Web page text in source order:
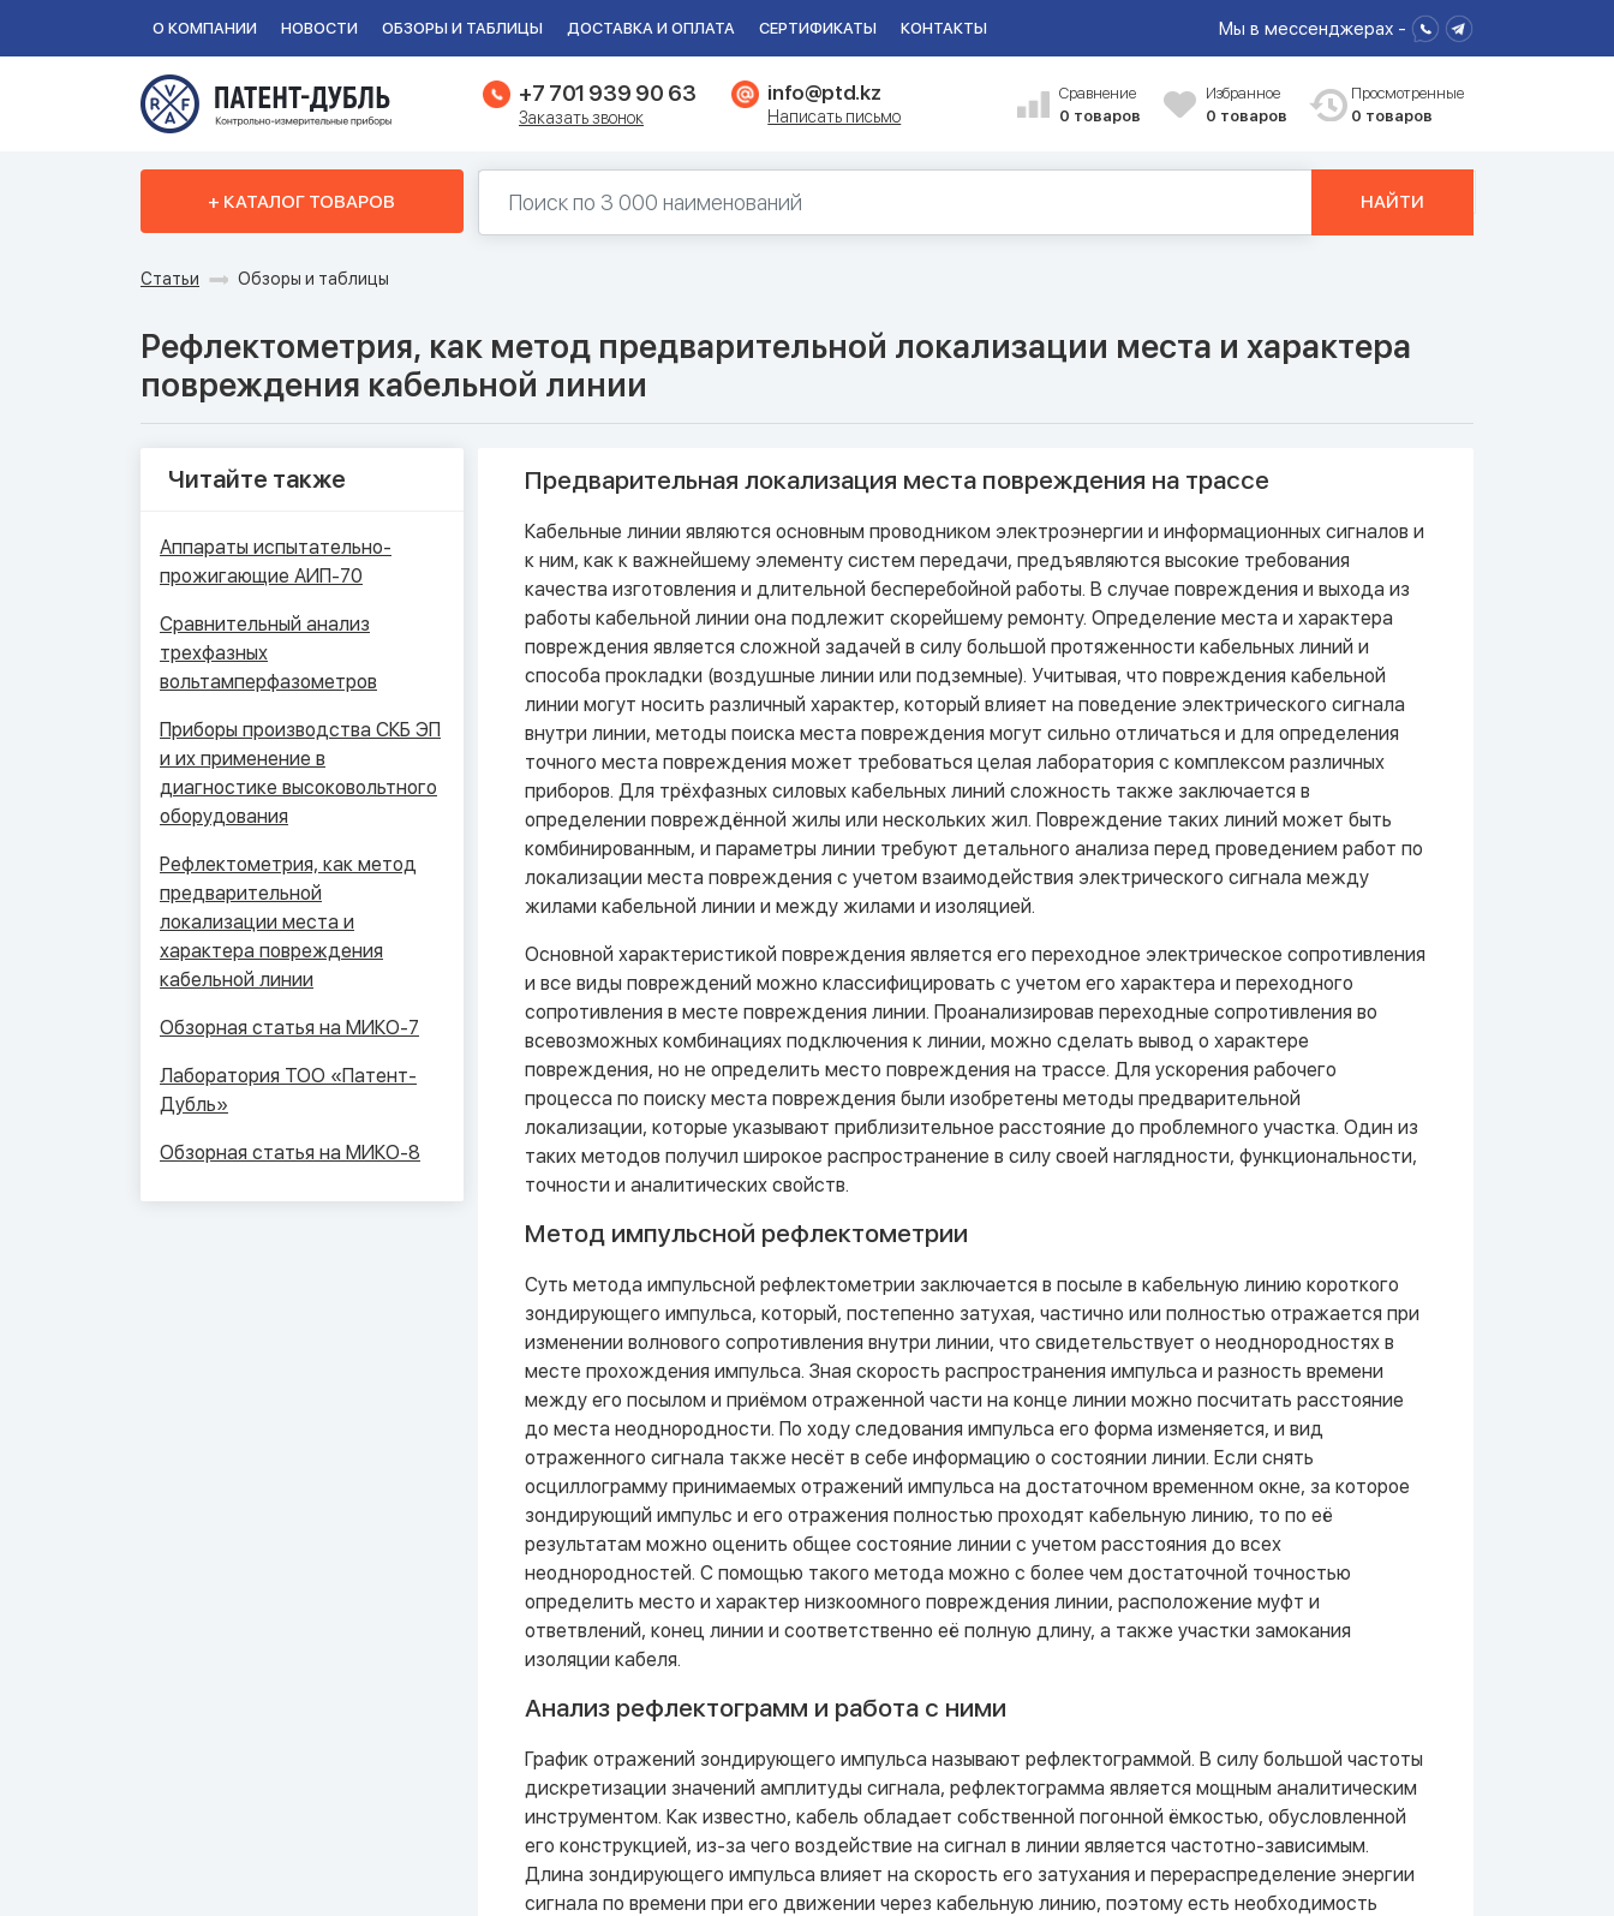
О КОМПАНИИ НОВОСТИ ОБЗОРЫ И ТАБЛИЦЫ ДОСТАВКА И ОПЛАТА СЕРТИФИКАТЫ КОНТАКТЫ Мы в мессенджерах -
+7 701 939 90 63
Заказать звонок
info@ptd.kz
Написать письмо
Сравнение
0 товаров
Избранное
0 товаров
Просмотренные
0 товаров
+ КАТАЛОГ ТОВАРОВ НАЙТИ
Статьи Обзоры и таблицы
Рефлектометрия, как метод предварительной локализации места и характера
повреждения кабельной линии
Читайте также
Аппараты испытательно-
прожигающие АИП-70
Сравнительный анализ
трехфазных
вольтамперфазометров
Приборы производства СКБ ЭП
и их применение в
диагностике высоковольтного
оборудования
Рефлектометрия, как метод
предварительной
локализации места и
характера повреждения
кабельной линии
Обзорная статья на МИКО-7
Лаборатория ТОО «Патент-
Дубль»
Обзорная статья на МИКО-8
Предварительная локализация места повреждения на трассе
Кабельные линии являются основным проводником электроэнергии и информационных сигналов и
к ним, как к важнейшему элементу систем передачи, предъявляются высокие требования
качества изготовления и длительной бесперебойной работы. В случае повреждения и выхода из
работы кабельной линии она подлежит скорейшему ремонту. Определение места и характера
повреждения является сложной задачей в силу большой протяженности кабельных линий и
способа прокладки (воздушные линии или подземные). Учитывая, что повреждения кабельной
линии могут носить различный характер, который влияет на поведение электрического сигнала
внутри линии, методы поиска места повреждения могут сильно отличаться и для определения
точного места повреждения может требоваться целая лаборатория с комплексом различных
приборов. Для трёхфазных силовых кабельных линий сложность также заключается в
определении повреждённой жилы или нескольких жил. Повреждение таких линий может быть
комбинированным, и параметры линии требуют детального анализа перед проведением работ по
локализации места повреждения с учетом взаимодействия электрического сигнала между
жилами кабельной линии и между жилами и изоляцией.
Основной характеристикой повреждения является его переходное электрическое сопротивления
и все виды повреждений можно классифицировать с учетом его характера и переходного
сопротивления в месте повреждения линии. Проанализировав переходные сопротивления во
всевозможных комбинациях подключения к линии, можно сделать вывод о характере
повреждения, но не определить место повреждения на трассе. Для ускорения рабочего
процесса по поиску места повреждения были изобретены методы предварительной
локализации, которые указывают приблизительное расстояние до проблемного участка. Один из
таких методов получил широкое распространение в силу своей наглядности, функциональности,
точности и аналитических свойств.
Метод импульсной рефлектометрии
Суть метода импульсной рефлектометрии заключается в посыле в кабельную линию короткого
зондирующего импульса, который, постепенно затухая, частично или полностью отражается при
изменении волнового сопротивления внутри линии, что свидетельствует о неоднородностях в
месте прохождения импульса. Зная скорость распространения импульса и разность времени
между его посылом и приёмом отраженной части на конце линии можно посчитать расстояние
до места неоднородности. По ходу следования импульса его форма изменяется, и вид
отраженного сигнала также несёт в себе информацию о состоянии линии. Если снять
осциллограмму принимаемых отражений импульса на достаточном временном окне, за которое
зондирующий импульс и его отражения полностью проходят кабельную линию, то по её
результатам можно оценить общее состояние линии с учетом расстояния до всех
неоднородностей. С помощью такого метода можно с более чем достаточной точностью
определить место и характер низкоомного повреждения линии, расположение муфт и
ответвлений, конец линии и соответственно её полную длину, а также участки замокания
изоляции кабеля.
Анализ рефлектограмм и работа с ними
График отражений зондирующего импульса называют рефлектограммой. В силу большой частоты
дискретизации значений амплитуды сигнала, рефлектограмма является мощным аналитическим
инструментом. Как известно, кабель обладает собственной погонной ёмкостью, обусловленной
его конструкцией, из-за чего воздействие на сигнал в линии является частотно-зависимым.
Длина зондирующего импульса влияет на скорость его затухания и перераспределение энергии
сигнала по времени при его движении через кабельную линию, поэтому есть необходимость